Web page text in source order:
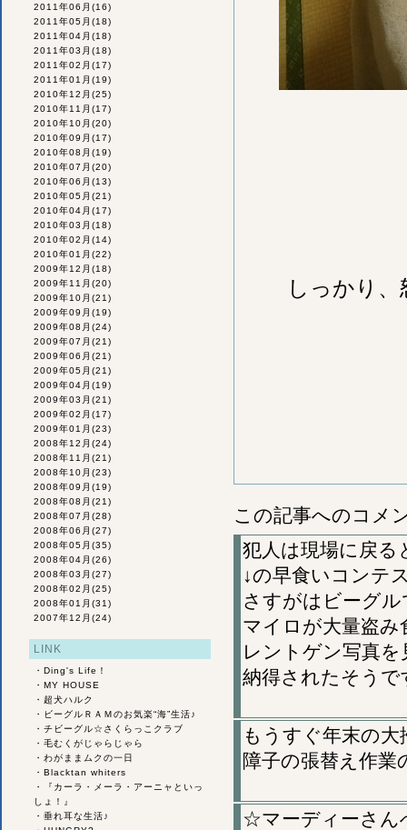
2011年06月 (16)
2011年05月 (18)
2011年04月 (18)
2011年03月 (18)
2011年02月 (17)
2011年01月 (19)
2010年12月 (25)
2010年11月 (17)
2010年10月 (20)
2010年09月 (17)
2010年08月 (19)
2010年07月 (20)
2010年06月 (13)
2010年05月 (21)
2010年04月 (17)
2010年03月 (18)
2010年02月 (14)
2010年01月 (22)
2009年12月 (18)
2009年11月 (20)
2009年10月 (21)
2009年09月 (19)
2009年08月 (24)
2009年07月 (21)
2009年06月 (21)
2009年05月 (21)
2009年04月 (19)
2009年03月 (21)
2009年02月 (17)
2009年01月 (23)
2008年12月 (24)
2008年11月 (21)
2008年10月 (23)
2008年09月 (19)
2008年08月 (21)
2008年07月 (28)
2008年06月 (27)
2008年05月 (35)
2008年04月 (26)
2008年03月 (27)
2008年02月 (25)
2008年01月 (31)
2007年12月 (24)
LINK
・ Ding's Life！
・ MY HOUSE
・ 超犬ハルク
・
ビーグルＲＡＭのお気楽“海”生活♪
・ チビーグル☆さくらっこクラブ
・ 毛むくがじゃらじゃら
・ わがままムクの一日
・ Blacktan whiters
・
『カーラ・メーラ・アーニャといっ
しょ！』
・ 垂れ耳な生活♪
しっかり
この記事へのコメ
犯人は現場に戻る
↓の早食いコンテ
さすがはビーグ
マイロが大量盗
レントゲン写真
納得されたそう
もうすぐ年末の大
障子の張替え作
☆マーディーさん